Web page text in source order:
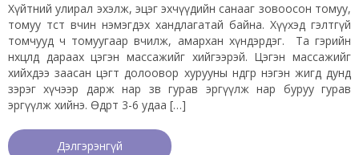
Хүйтний улирал эхэлж, эцэг эхчүүдийн санааг зовоосон томуу,
томуу төст өвчин нэмэгдэх хандлагатай байна. Хүүхэд гэлтгүй
томчууд ч томуугаар өвчилж, амархан хүндэрдэг. Та гэрийн
нөхцөлд дараах цэгэн массажийг хийгээрэй. Цэгэн массажийг
хийхдээ заасан цэгт долоовор хурууны өндгөөр нэгэн жигд дунд
зэрэг хүчээр дарж нар зөв гурав эргүүлж нар буруу гурав
эргүүлж хийнэ. Өдөрт 3-6 удаа […]
Дэлгэрэнгүй